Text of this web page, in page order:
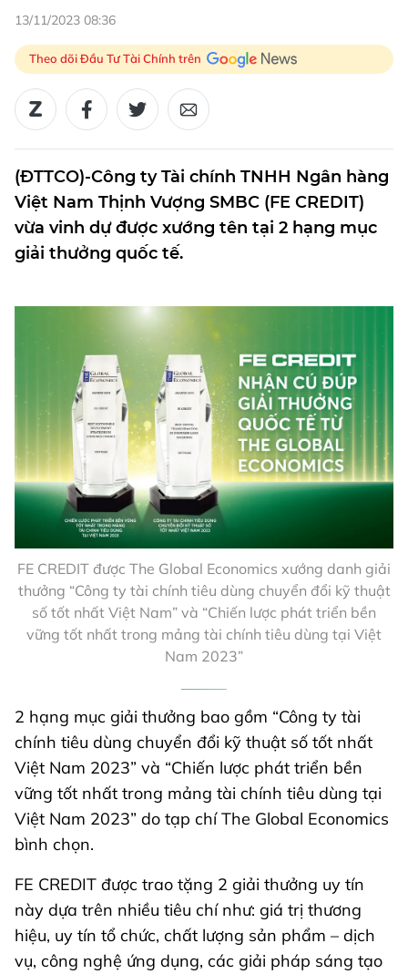
13/11/2023 08:36
Theo dõi Đầu Tư Tài Chính trên
(ĐTTCO)-Công ty Tài chính TNHH Ngân hàng
Việt Nam Thịnh Vượng SMBC (FE CREDIT)
vừa vinh dự được xướng tên tại 2 hạng mục
giải thưởng quốc tế.
FE CREDIT được The Global Economics xướng danh giải
thưởng “Công ty tài chính tiêu dùng chuyển đổi kỹ thuật
số tốt nhất Việt Nam” và “Chiến lược phát triển bền
vững tốt nhất trong mảng tài chính tiêu dùng tại Việt
Nam 2023”
2 hạng mục giải thưởng bao gồm “Công ty tài
chính tiêu dùng chuyển đổi kỹ thuật số tốt nhất
Việt Nam 2023” và “Chiến lược phát triển bền
vững tốt nhất trong mảng tài chính tiêu dùng tại
Việt Nam 2023” do tạp chí The Global Economics
bình chọn.
FE CREDIT được trao tặng 2 giải thưởng uy tín
này dựa trên nhiều tiêu chí như: giá trị thương
hiệu, uy tín tổ chức, chất lượng sản phẩm – dịch
vụ, công nghệ ứng dụng, các giải pháp sáng tạo